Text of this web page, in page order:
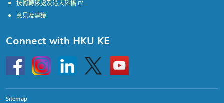
技術轉移處及港大科橋
意見及建議
Connect with HKU KE
HKU
InstagramLinkedin Twitter
Go
to
HKU
Sitemap